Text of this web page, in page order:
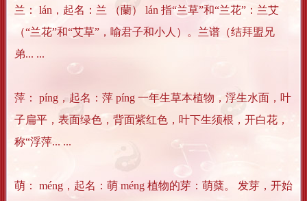
兰： lán，起名：兰 （蘭） lán 指“兰草”和“兰花”：兰艾
（“兰花”和“艾草”，喻君子和小人）。兰谱（结拜盟兄
弟... ...
萍： píng，起名：萍 píng 一年生草本植物，浮生水面，叶
子扁平，表面绿色，背面紫红色，叶下生须根，开白花，
称“浮萍... ...
萌： méng，起名：萌 méng 植物的芽：萌蘖。 发芽，开始